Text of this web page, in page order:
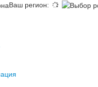
Ваш регион: